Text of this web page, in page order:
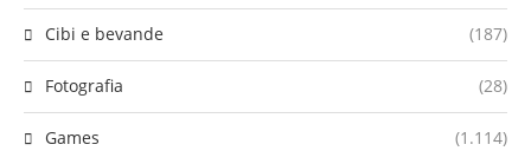
Cibi e bevande (187)
Fotografia (28)
Games (1.114)